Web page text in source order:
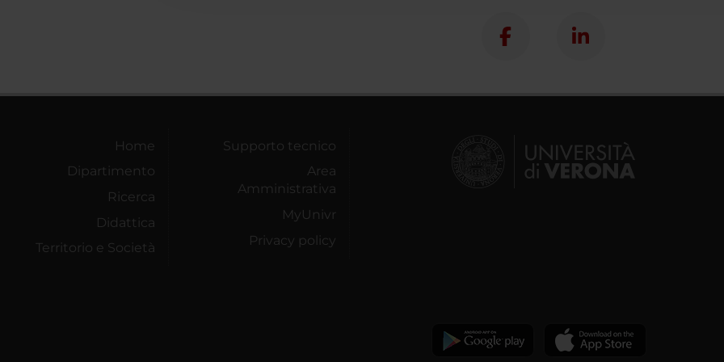
Home
Dipartimento
Ricerca
Didattica
Territorio e Società
Supporto tecnico
Area
Amministrativa
MyUnivr
Privacy policy